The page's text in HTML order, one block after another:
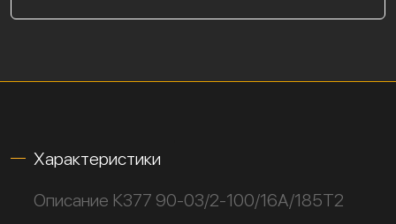
Характеристики
Описание К377 90-03/2-100/16А/185Т2